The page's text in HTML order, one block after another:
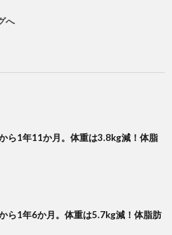
ら1年11か月。体重は3.8kg減！体脂
ら1年6か月。体重は5.7kg減！体脂肪